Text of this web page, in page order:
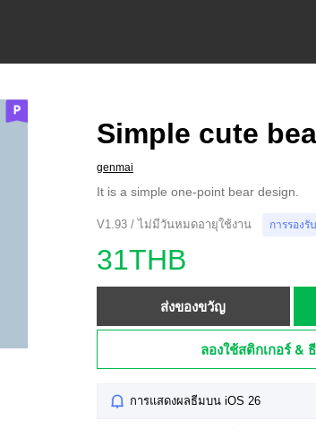
Simple cute
genmai
It is a simple one-point bear design.
V1.93 / ไม่มีวันหมดอายุใช้งาน การรอง
31THB
ส่งของขวัญ
ลองใช้สติกเกอร์ &
การแสดงผลธีมบน iOS 26